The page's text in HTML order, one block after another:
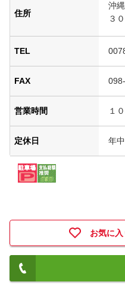
住所
沖
３
TEL
FAX
営業時間 １
定休日 年
お気に